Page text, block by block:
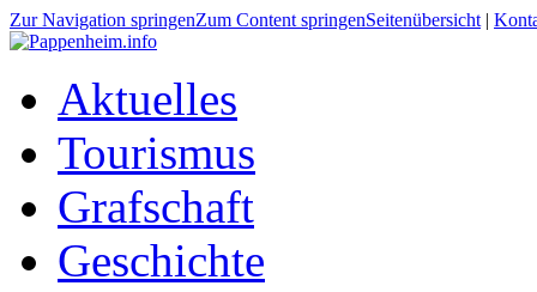
Zur Navigation springenZum Content springenSeitenübersicht |
Aktuelles
Tourismus
Grafschaft
Geschichte